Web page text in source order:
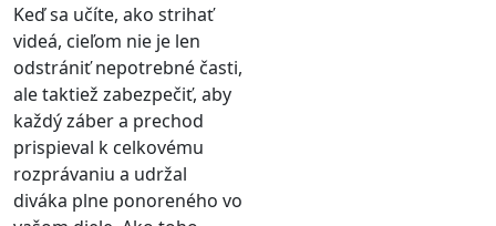
Keď sa učíte, ako strihať
videá, cieľom nie je len
odstrániť nepotrebné časti,
ale taktiež zabezpečiť, aby
každý záber a prechod
prispieval k celkovému
rozprávaniu a udržal
diváka plne ponoreného vo